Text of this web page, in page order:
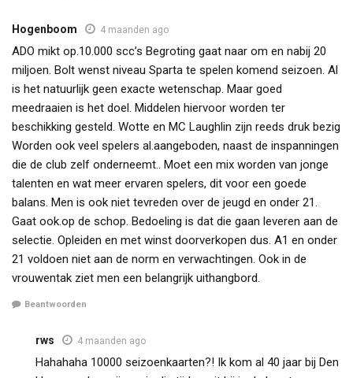
Hogenboom 4 maanden ago
ADO mikt op.10.000 scc’s Begroting gaat naar om en nabij 20
miljoen. Bolt wenst niveau Sparta te spelen komend seizoen. Al
is het natuurlijk geen exacte wetenschap. Maar goed
meedraaien is het doel. Middelen hiervoor worden ter
beschikking gesteld. Wotte en MC Laughlin zijn reeds druk bezig
Worden ook veel spelers al.aangeboden, naast de inspanningen
die de club zelf onderneemt.. Moet een mix worden van jonge
talenten en wat meer ervaren spelers, dit voor een goede
balans. Men is ook niet tevreden over de jeugd en onder 21.
Gaat ook.op de schop. Bedoeling is dat die gaan leveren aan de
selectie. Opleiden en met winst doorverkopen dus. A1 en onder
21 voldoen niet aan de norm en verwachtingen. Ook in de
vrouwentak ziet men een belangrijk uithangbord.
Beantwoorden
rws 4 maanden ago
Hahahaha 10000 seizoenkaarten?! Ik kom al 40 jaar bij Den